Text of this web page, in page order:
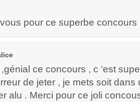
pour ce superbe concours
ce concours , c ‘est
de jeter , je mets soit dans
alu . Merci pour ce joli